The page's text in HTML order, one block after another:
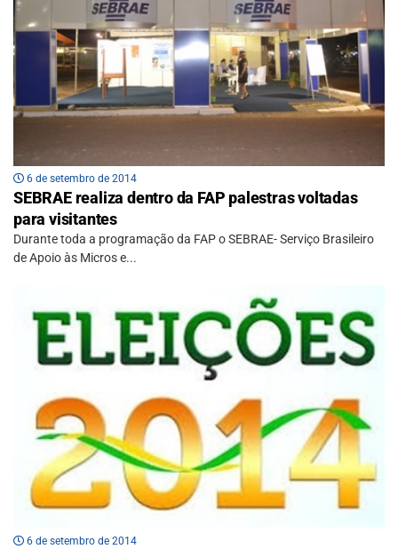
6 de setembro de 2014
SEBRAE realiza dentro da FAP palestras voltadas
para visitantes
Durante toda a programação da FAP o SEBRAE- Serviço Brasileiro
de Apoio às Micros e...
6 de setembro de 2014